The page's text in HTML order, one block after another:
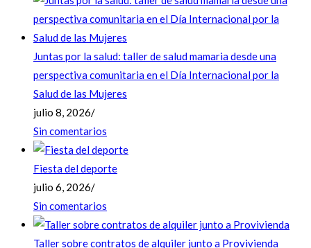
Juntas por la salud: taller de salud mamaria desde una
perspectiva comunitaria en el Día Internacional por la
Salud de las Mujeres
julio 8, 2026/
Sin comentarios
Fiesta del deporte
julio 6, 2026/
Sin comentarios
Taller sobre contratos de alquiler junto a Provivienda